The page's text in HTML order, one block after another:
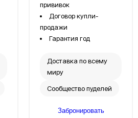
прививок
Договор купли-
продажи
Гарантия год
Доставка по всему
миру
Сообщество пуделей
Забронировать